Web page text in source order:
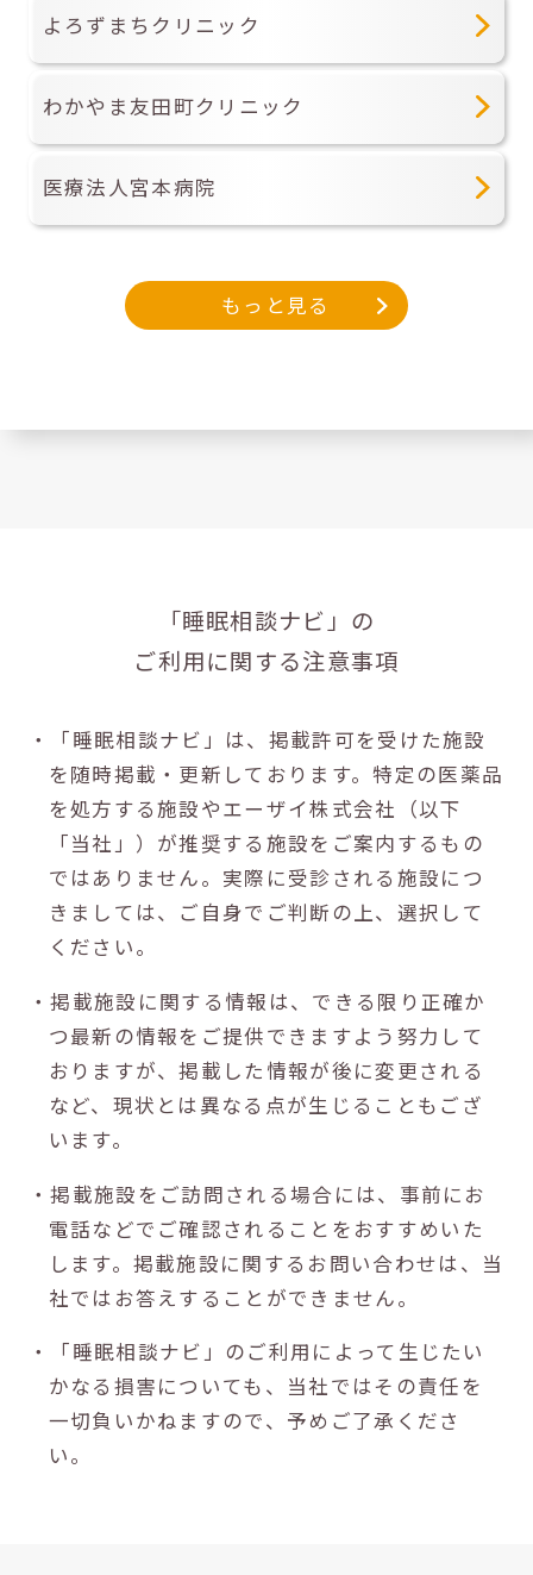
よろずまちクリニック
わかやま友田町クリニック
医療法人宮本病院
もっと見る
「睡眠相談ナビ」の
ご利用に関する注意事項
・「睡眠相談ナビ」は、掲載許可を受けた施設
を随時掲載・更新しております。特定の医薬品
を処方する施設やエーザイ株式会社（以下
「当社」）が推奨する施設をご案内するもの
ではありません。実際に受診される施設につ
きましては、ご自身でご判断の上、選択して
ください。
・掲載施設に関する情報は、できる限り正確か
つ最新の情報をご提供できますよう努力して
おりますが、掲載した情報が後に変更される
など、現状とは異なる点が生じることもござ
います。
・掲載施設をご訪問される場合には、事前にお
電話などでご確認されることをおすすめいた
します。掲載施設に関するお問い合わせは、当
社ではお答えすることができません。
・「睡眠相談ナビ」のご利用によって生じたい
かなる損害についても、当社ではその責任を
一切負いかねますので、予めご了承くださ
い。